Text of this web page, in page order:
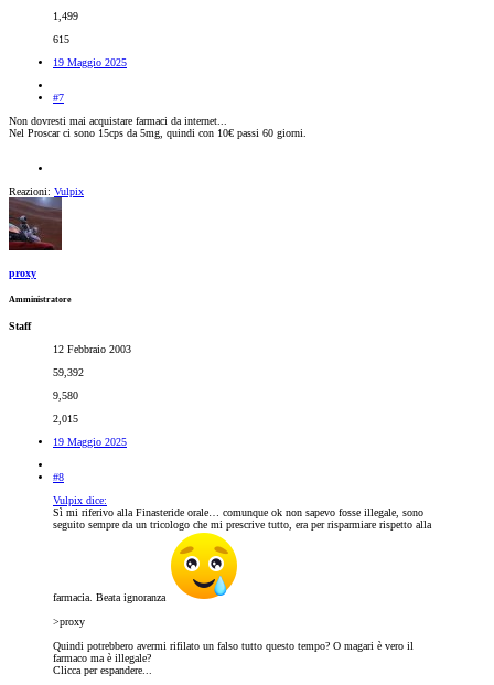
1,499
615
19 Maggio 2025
#7
Non dovresti mai acquistare farmaci da internet...
Nel Proscar ci sono 15cps da 5mg, quindi con 10€ passi 60 giorni.
Reazioni: Vulpix
proxy
Amministratore
Staff
12 Febbraio 2003
59,392
9,580
2,015
19 Maggio 2025
#8
Vulpix dice:
Sì mi riferivo alla Finasteride orale… comunque ok non sapevo fosse illegale, sono
seguito sempre da un tricologo che mi prescrive tutto, era per risparmiare rispetto alla
farmacia. Beata ignoranza
>proxy
Quindi potrebbero avermi rifilato un falso tutto questo tempo? O magari è vero il
farmaco ma è illegale?
Clicca per espandere...